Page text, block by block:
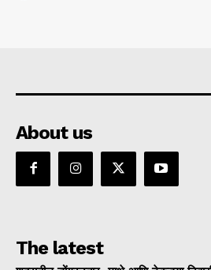
About us
The latest